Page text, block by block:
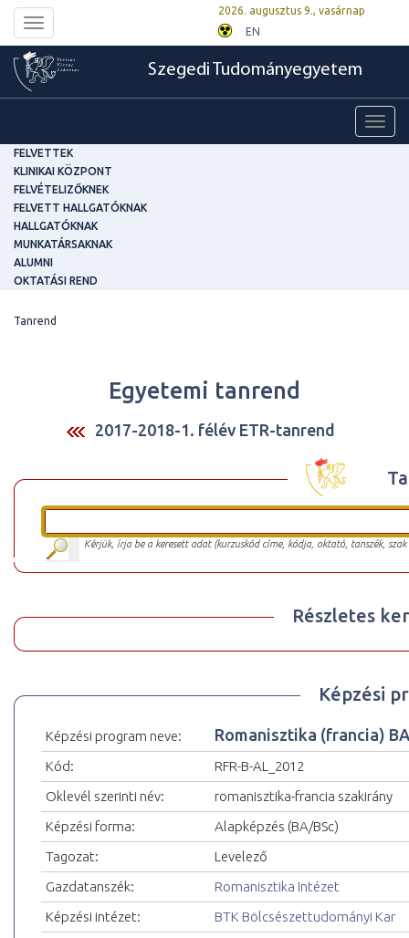
Toggle
navigation
2026. augusztus 9., vasárnap
EN
Szegedi Tudományegyetem
FELVETTEK
KLINIKAI KÖZPONT
FELVÉTELIZŐKNEK
FELVETT HALLGATÓKNAK
HALLGATÓKNAK
MUNKATÁRSAKNAK
ALUMNI
OKTATÁSI REND
Tanrend
Egyetemi tanrend
2017-2018-1. félév ETR-tanrend
Kérjük, írja be a keresett adat (kurzuskód címe, kódja, oktató, tanszék,
Részletes
Képzési
Képzési program neve: Romanisztika (francia)
Kód:
RFR-B-AL_2012
Oklevél szerinti név:
romanisztika-francia szakirány
Képzési forma:
Alapképzés (BA/BSc)
Tagozat:
Levelező
Gazdatanszék:
Romanisztika Intézet
Képzési intézet:
BTK Bölcsészettudományi Kar